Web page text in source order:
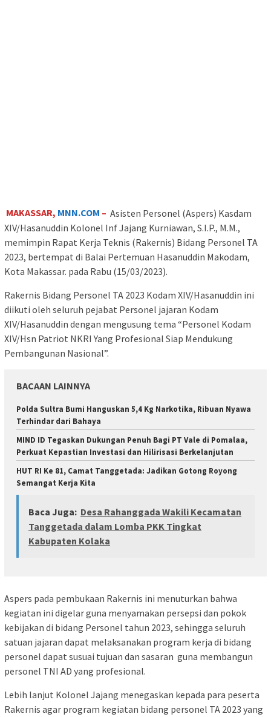
MAKASSAR, MNN.COM – Asisten Personel (Aspers) Kasdam
XIV/Hasanuddin Kolonel Inf Jajang Kurniawan, S.I.P., M.M.,
memimpin Rapat Kerja Teknis (Rakernis) Bidang Personel TA
2023, bertempat di Balai Pertemuan Hasanuddin Makodam,
Kota Makassar. pada Rabu (15/03/2023).
Rakernis Bidang Personel TA 2023 Kodam XIV/Hasanuddin ini
diikuti oleh seluruh pejabat Personel jajaran Kodam
XIV/Hasanuddin dengan mengusung tema “Personel Kodam
XIV/Hsn Patriot NKRI Yang Profesional Siap Mendukung
Pembangunan Nasional”.
BACAAN LAINNYA
Polda Sultra Bumi Hanguskan 5,4 Kg Narkotika, Ribuan Nyawa
Terhindar dari Bahaya
MIND ID Tegaskan Dukungan Penuh Bagi PT Vale di Pomalaa,
Perkuat Kepastian Investasi dan Hilirisasi Berkelanjutan
HUT RI Ke 81, Camat Tanggetada: Jadikan Gotong Royong
Semangat Kerja Kita
Baca Juga: Desa Rahanggada Wakili Kecamatan
Tanggetada dalam Lomba PKK Tingkat
Kabupaten Kolaka
Aspers pada pembukaan Rakernis ini menuturkan bahwa
kegiatan ini digelar guna menyamakan persepsi dan pokok
kebijakan di bidang Personel tahun 2023, sehingga seluruh
satuan jajaran dapat melaksanakan program kerja di bidang
personel dapat susuai tujuan dan sasaran guna membangun
personel TNI AD yang profesional.
Lebih lanjut Kolonel Jajang menegaskan kepada para peserta
Rakernis agar program kegiatan bidang personel TA 2023 yang